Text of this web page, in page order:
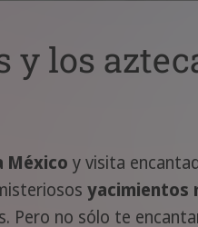
y los
México y visita
yacimientos
Pero no sólo te